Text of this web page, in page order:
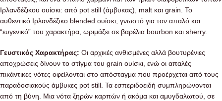
Ιρλανδέζικου ουίσκι: από pot still (άμβυκας), malt και grain. Το
αυθεντικό Ιρλανδέζικο blended ουίσκι, γνωστό για τον απαλό και
“ευγενικό” του χαρακτήρα, ωριμάζει σε βαρέλια bourbon και sherry.
Γευστικός Χαρακτήρας: Οι αρχικές ανθισμένες αλλά βουτυρένιες
αποχρώσεις δίνουν το στίγμα του grain ουίσκι, ενώ οι απαλές
πικάντικες νότες οφείλονται στο απόσταγμα που προέρχεται από τους
παραδοσιακούς άμβυκες pot still. Τα εσπεριδοειδή συμπληρώνονται
από τη βύνη. Μια νότα ξηρών καρπών ή ακόμα και αμυγδαλωτού, σε